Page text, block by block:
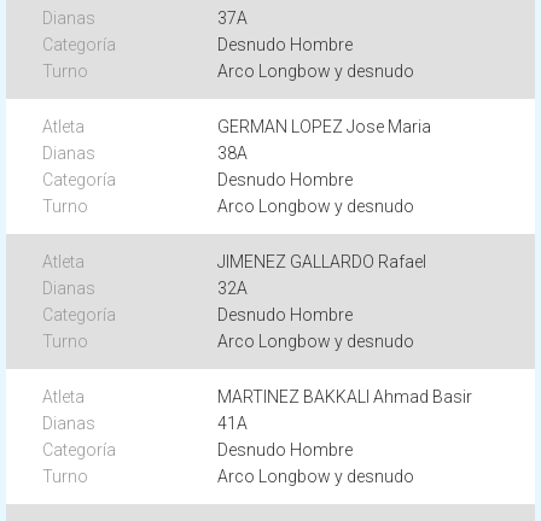
37A
Desnudo Hombre
Arco Longbow y desnudo
GERMAN LOPEZ Jose Maria
38A
Desnudo Hombre
Arco Longbow y desnudo
JIMENEZ GALLARDO Rafael
32A
Desnudo Hombre
Arco Longbow y desnudo
MARTINEZ BAKKALI Ahmad Basir
41A
Desnudo Hombre
Arco Longbow y desnudo